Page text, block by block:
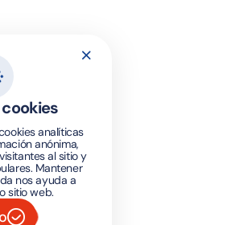
analíticas
anónima,
al sitio y
Mantener
nos ayuda a
sitio web.